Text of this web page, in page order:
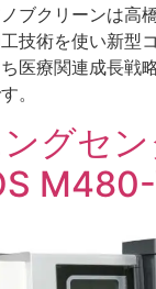
ブクリーンは高
技術を使い新型
医療関連成長戦
。
グセ